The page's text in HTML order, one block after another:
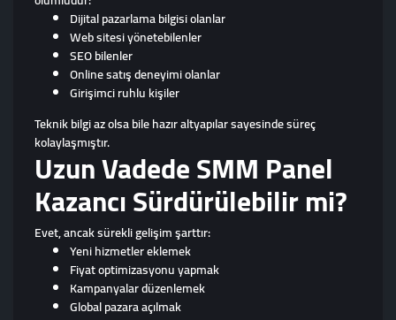
Dijital pazarlama bilgisi olanlar
Web sitesi yönetebilenler
SEO bilenler
Online satış deneyimi olanlar
Girişimci ruhlu kişiler
Teknik bilgi az olsa bile hazır altyapılar sayesinde süreç
kolaylaşmıştır.
Uzun Vadede SMM Panel
Kazancı Sürdürülebilir mi?
Evet, ancak sürekli gelişim şarttır:
Yeni hizmetler eklemek
Fiyat optimizasyonu yapmak
Kampanyalar düzenlemek
Global pazara açılmak